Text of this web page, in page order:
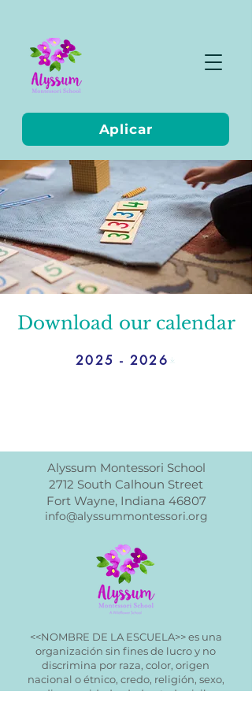
Aplicar
Download our calendar
2025 - 2026
Alyssum Montessori School
2712 South Calhoun Street
Fort Wayne, Indiana 46807
info@alyssummontessori.org
<<NOMBRE DE LA ESCUELA>> es una
organización sin fines de lucro y no
discrimina por raza, color, origen
nacional o étnico, credo, religión, sexo,
discapacidad, edad, estado civil,